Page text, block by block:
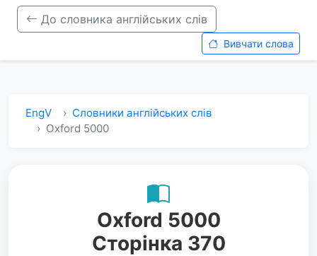
До словника англійських слів
Вивчати слова
EngV
Словники англійських слів
Oxford 5000
Oxford 5000
Сторінка 370